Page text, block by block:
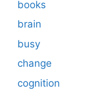
books
brain
busy
change
cognition